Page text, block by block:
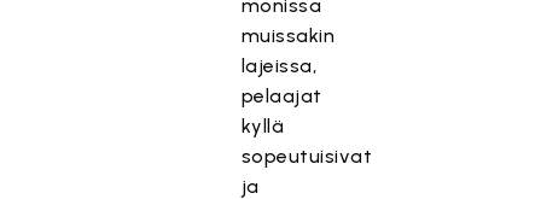
monissa
muissakin
lajeissa,
pelaajat
kyllä
sopeutuisivat
ja